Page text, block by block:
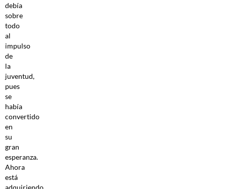
debía
sobre
todo
al
impulso
de
la
juventud,
pues
se
había
convertido
en
su
gran
esperanza.
Ahora
está
adquiriendo